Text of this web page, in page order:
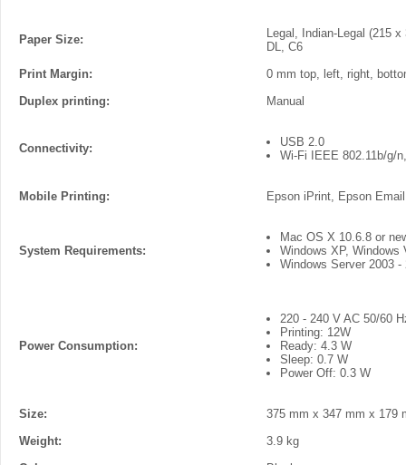
Paper Size:
Legal, Indian-Legal (215
DL, C6
Print Margin:
0 mm top, left, right,
Duplex printing:
Manual
Connectivity:
USB 2.0
Wi-Fi IEEE 802.11b/g/
Mobile Printing: Epson iPrint, Epson
System Requirements:
Mac OS X 10.6.8 or
Windows XP,
Windows Server 2003 -
Power Consumption:
220 - 240 V AC 50/60
Printing: 12W
Ready: 4.3 W
Sleep: 0.7 W
Power Off: 0.3 W
Size:
375 mm x 347 mm x 179
Weight:
3.9 kg